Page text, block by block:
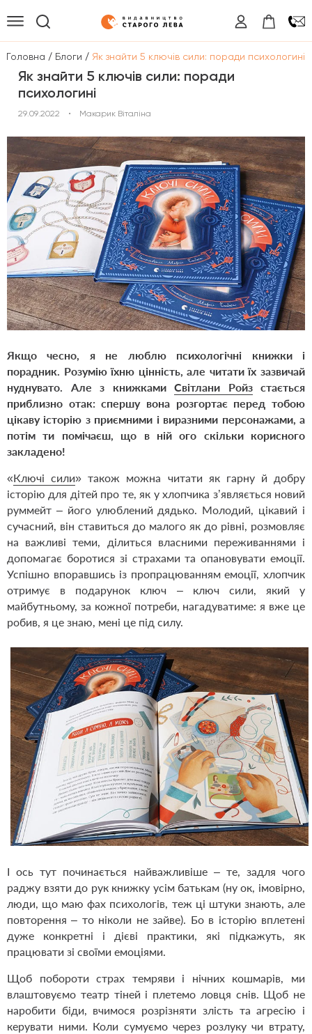
Головна / Блоги / Як знайти 5 ключів сили: поради психологині
Як знайти 5 ключів сили: поради
психологині
29.09.2022 • Макарик Віталіна
Якщо чесно, я не люблю психологічні книжки і
порадник. Розумію їхню цінність, але читати їх зазвичай
нуднувато. Але з книжками Світлани Ройзстається
приблизно отак: спершу вона розгортає перед тобою
цікаву історію з приємними і виразними персонажами, а
потім ти помічаєш, що в ній ого скільки корисного
закладено!
«Ключі сили» також можна читати як гарну й добру
історію для дітей про те, як у хлопчика з’являється новий
руммейт – його улюблений дядько. Молодий, цікавий і
сучасний, він ставиться до малого як до рівні, розмовляє
на важливі теми, ділиться власними переживаннями і
допомагає боротися зі страхами та опановувати емоції.
Успішно впоравшись із пропрацюванням емоції, хлопчик
отримує в подарунок ключ – ключ сили, який у
майбутньому, за кожної потреби, нагадуватиме: я вже це
робив, я це знаю, мені це під силу.
І ось тут починається найважливіше – те, задля чого
раджу взяти до рук книжку усім батькам (ну ок, імовірно,
люди, що маю фах психологів, теж ці штуки знають, але
повторення – то ніколи не зайве). Бо в історію вплетені
дуже конкретні і дієві практики, які підкажуть, як
працювати зі своїми емоціями.
Щоб побороти страх темряви і нічних кошмарів, ми
влаштовуємо театр тіней і плетемо ловця снів. Щоб не
наробити біди, вчимося розрізняти злість та агресію і
керувати ними. Коли сумуємо через розлуку чи втрату,